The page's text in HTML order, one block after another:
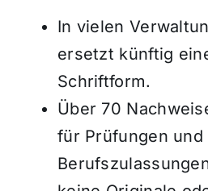
In vielen
ersetzt künftig
Schriftform.
Über 70
für Prüfungen und